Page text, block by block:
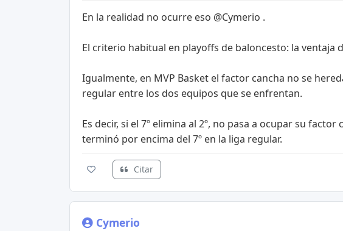
En la realidad no ocurre eso @Cymerio .
El criterio habitual en playoffs de baloncesto: la
Igualmente, en MVP Basket el factor cancha no se
regular entre los dos equipos que se enfrentan.
Es decir, si el 7º elimina al 2º, no pasa a ocupar su
terminó por encima del 7º en la liga regular.
Citar
Cymerio